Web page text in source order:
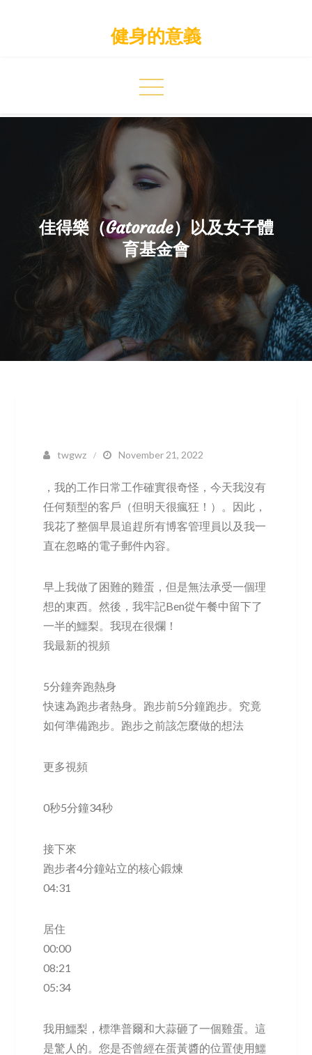
健身的意義
佳得樂（Gatorade）以及女子體
育基金會
twgwz November 21, 2022
，我的工作日常工作確實很奇怪，今天我沒有
任何類型的客戶（但明天很瘋狂！）。因此，
我花了整個早晨追趕所有博客管理員以及我一
直在忽略的電子郵件內容。
早上我做了困難的雞蛋，但是無法承受一個理
想的東西。然後，我牢記Ben從午餐中留下了
一半的鱷梨。我現在很爛！
我最新的視頻
5分鐘奔跑熱身
快速為跑步者熱身。跑步前5分鐘跑步。究竟
如何準備跑步。跑步之前該怎麼做的想法
更多視頻
0秒5分鐘34秒
接下來
跑步者4分鐘站立的核心鍛煉
04:31
居住
00:00
08:21
05:34
我用鱷梨，標準普爾和大蒜砸了一個雞蛋。這
是驚人的。您是否曾經在蛋黃醬的位置使用鱷